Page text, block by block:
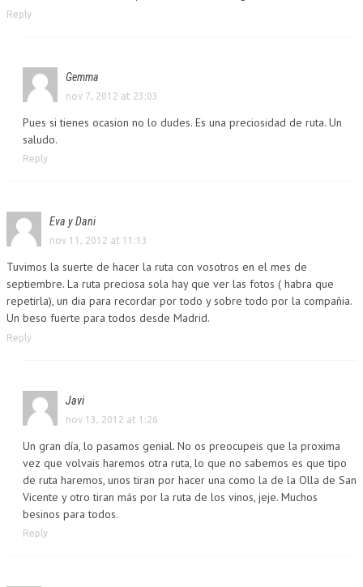
Reply
Gemma
nov 7, 2012 at 23:03
Pues si tienes ocasion no lo dudes. Es una preciosidad de ruta. Un
saludo.
Reply
Eva y Dani
nov 11, 2012 at 11:13
Tuvimos la suerte de hacer la ruta con vosotros en el mes de
septiembre. La ruta preciosa sola hay que ver las fotos ( habra que
repetirla), un dia para recordar por todo y sobre todo por la compañia.
Un beso fuerte para todos desde Madrid.
Reply
Javi
nov 13, 2012 at 1:26
Un gran día, lo pasamos genial. No os preocupeis que la proxima
vez que volvais haremos otra ruta, lo que no sabemos es que tipo
de ruta haremos, unos tiran por hacer una como la de la Olla de San
Vicente y otro tiran más por la ruta de los vinos, jeje. Muchos
besinos para todos.
Reply